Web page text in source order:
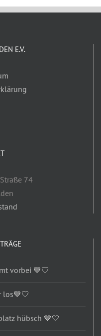
E.V.
74
vorbei 💙🤍
los💙🤍
hübsch 💙🤍